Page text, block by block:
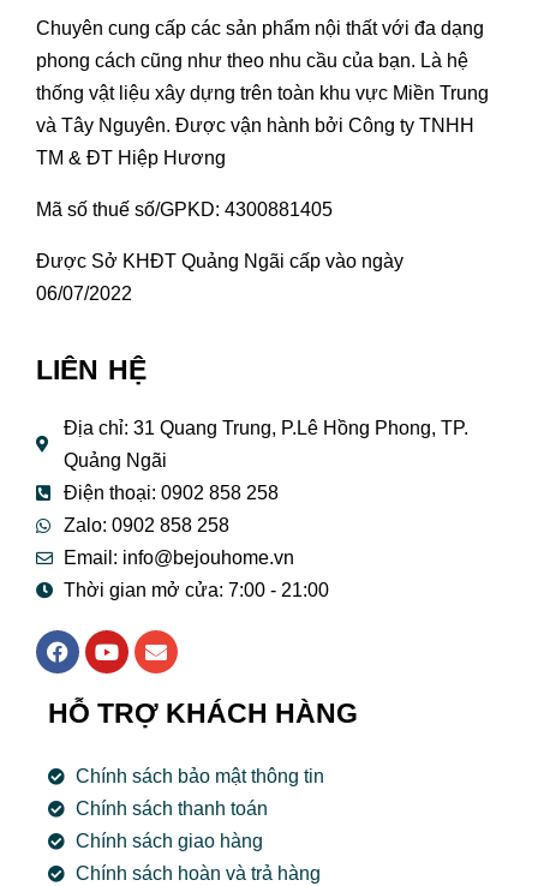
Chuyên cung cấp các sản phẩm nội thất với đa dạng
phong cách cũng như theo nhu cầu của bạn. Là hệ
thống vật liệu xây dựng trên toàn khu vực Miền Trung
và Tây Nguyên. Được vận hành bởi Công ty TNHH
TM & ĐT Hiệp Hương
Mã số thuế số/GPKD: 4300881405
Được Sở KHĐT Quảng Ngãi cấp vào ngày
06/07/2022
LIÊN HỆ
Địa chỉ: 31 Quang Trung, P.Lê Hồng Phong, TP.
Quảng Ngãi
Điện thoại: 0902 858 258
Zalo: 0902 858 258
Email: info@bejouhome.vn
Thời gian mở cửa: 7:00 - 21:00
F
a
e
b
o
k
Y
o
t
u
e
E
n
e
p
HỖ TRỢ KHÁCH HÀNG
Chính sách bảo mật thông tin
Chính sách thanh toán
Chính sách giao hàng
Chính sách hoàn và trả hàng